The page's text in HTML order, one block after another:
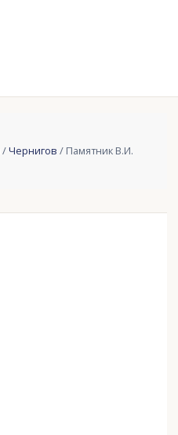
/Чернигов / Памятник В.И.